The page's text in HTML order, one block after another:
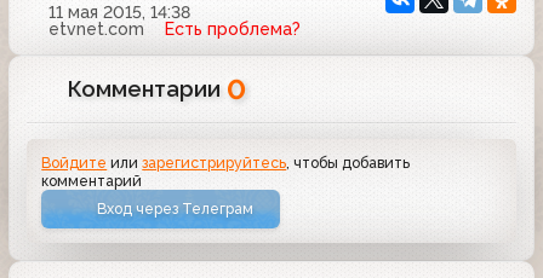
11 мая 2015, 14:38
etvnet.com
Есть проблема?
Комментарии 0
Войдите илизарегистрируйтесь , чтобы добавить
комментарий
Вход через Телеграм